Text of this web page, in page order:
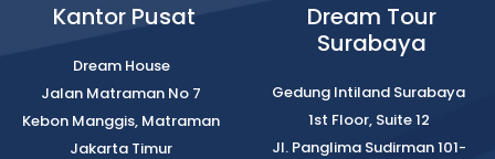
Kantor Pusat
Dream House
Jalan Matraman No 7
Kebon Manggis, Matraman
Jakarta Timur
Dream Tour
Surabaya
Gedung Intiland Surabaya
1st Floor, Suite 12
Jl. Panglima Sudirman 101-